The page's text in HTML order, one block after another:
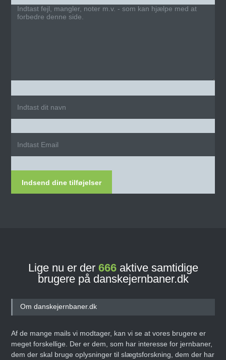
Indsend dine tilføjelser
Lige nu er der 666aktive samtidige
brugere på danskejernbaner.dk
Om danskejernbaner.dk
Af de mange mails vi modtager, kan vi se at vores brugere er
meget forskellige. Der er dem, som har interesse for jernbaner,
dem der skal bruge oplysninger til slægtsforskning, dem der har